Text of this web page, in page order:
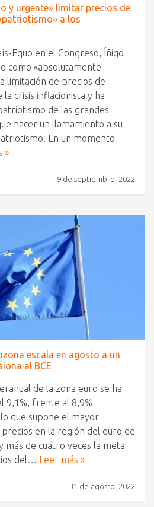
y urgente» limitar precios de
a los
Equo en el Congreso, Íñigo
como «absolutamente
limitación de precios de
crisis inflacionista y ha
de las grandes
hacer un llamamiento a su
En un momento
»
9 de septiembre, 2022
escala en agosto a un
al BCE
de la zona euro se ha
9,1%, frente al 8,9%
que supone el mayor
en la región del euro de
más de cuatro veces la meta
del… Leer más »
31 de agosto, 2022